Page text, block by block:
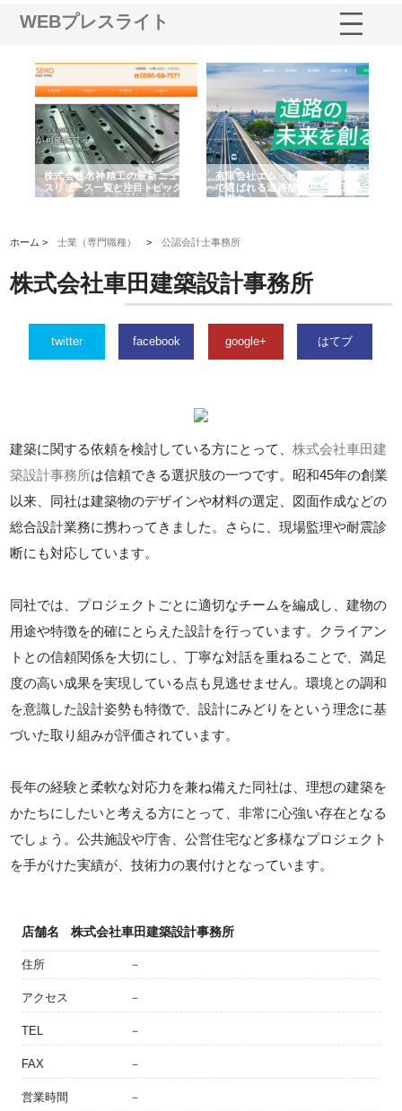
WEBプレスライト
株式会社名神精工の最新ニュー
スリリース一覧と注目トピック
有限会社エム・ビルドが南多摩
で選ばれる道路舗装と土木工事
の実力
ホーム >士業（専門職種） >公認会計士事務所
株式会社車田建築設計事務所
twitter facebook google+ はてブ
建築に関する依頼を検討している方にとって、株式会社車田建
築設計事務所は信頼できる選択肢の一つです。昭和45年の創業
以来、同社は建築物のデザインや材料の選定、図面作成などの
総合設計業務に携わってきました。さらに、現場監理や耐震診
断にも対応しています。
同社では、プロジェクトごとに適切なチームを編成し、建物の
用途や特徴を的確にとらえた設計を行っています。クライアン
トとの信頼関係を大切にし、丁寧な対話を重ねることで、満足
度の高い成果を実現している点も見逃せません。環境との調和
を意識した設計姿勢も特徴で、設計にみどりをという理念に基
づいた取り組みが評価されています。
長年の経験と柔軟な対応力を兼ね備えた同社は、理想の建築を
かたちにしたいと考える方にとって、非常に心強い存在となる
でしょう。公共施設や庁舎、公営住宅など多様なプロジェクト
を手がけた実績が、技術力の裏付けとなっています。
店舗名 株式会社車田建築設計事務所
住所 －
アクセス －
TEL －
FAX －
営業時間 －